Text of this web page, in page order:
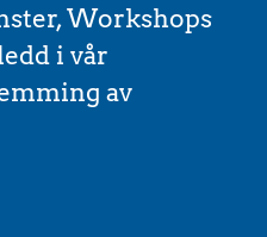
Workshops
i vår
av